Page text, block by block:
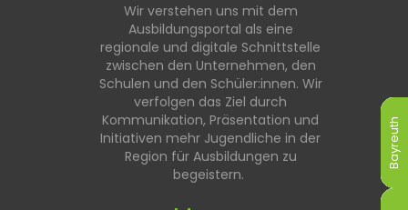
Bayreuth
Bayreuth
Bayreuth
Bayreuth
Bayreuth
Bayreuth
Wir verstehen uns mit dem
Ausbildungsportal als eine
regionale und digitale Schnittstelle
zwischen den Unternehmen, den
Schulen und den Schüler:innen. Wir
verfolgen das Ziel durch
Kommunikation, Präsentation und
Initiativen mehr Jugendliche in der
Region für Ausbildungen zu
begeistern.